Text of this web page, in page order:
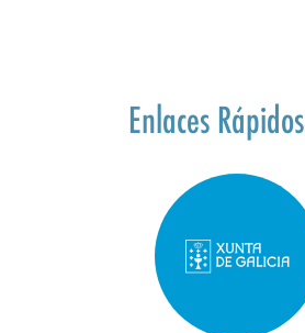
Enlaces Rápidos